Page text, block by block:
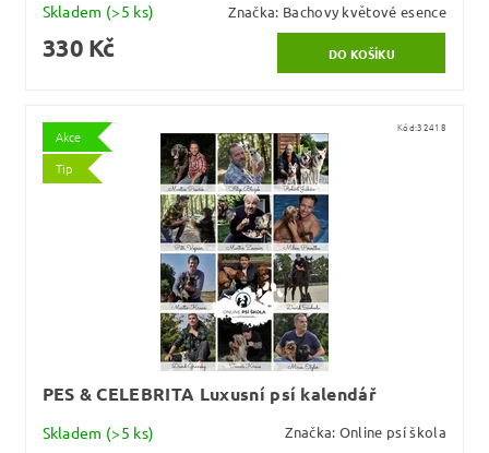
Skladem (>5 ks) Značka: Bachovy květové esence
330 Kč
Akce
Tip
Kód:32418
PES & CELEBRITA Luxusní psí kalendář
Skladem (>5 ks) Značka: Online psí škola